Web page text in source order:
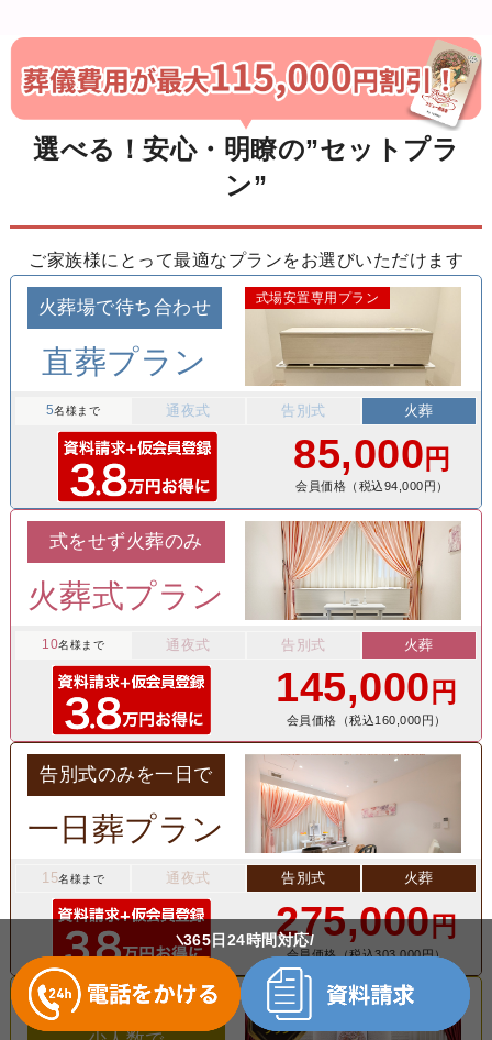
選べる！安心・明瞭の”セットプラ
ン”
ご家族様にとって最適なプランをお選びいただけます
火葬場で待ち合わせ
直葬プラン
式場安置専用プラン
5名様まで 通夜式 告別式 火葬
85,000 円
会員価格（税込94,000円）
式をせず火葬のみ
火葬式プラン
10名様まで 通夜式 告別式 火葬
145,000 円
会員価格（税込160,000円）
告別式のみを一日で
一日葬プラン
15名様まで 通夜式 告別式 火葬
275,000円
会員価格（税込303,000円）
通夜・告別式を
365日24時間対応